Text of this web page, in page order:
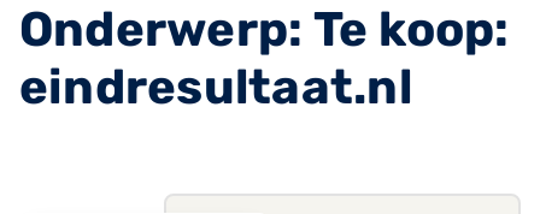
Onderwerp: Te koop:
eindresultaat.nl